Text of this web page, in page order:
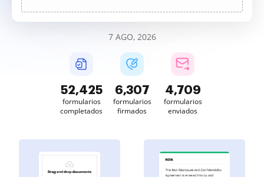
7 AGO, 2026
52,425
formularios
completados
6,307
formularios
firmados
4,709
formularios
enviados